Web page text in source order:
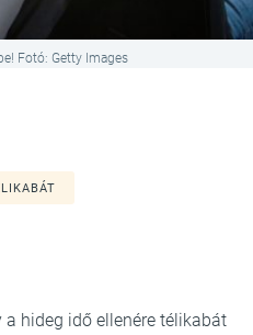
Fotó: Getty Images
hideg idő ellenére télikabát